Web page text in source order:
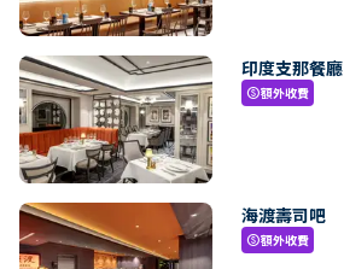
印度支那餐廳
paid額外收費
海渡壽司吧
paid額外收費